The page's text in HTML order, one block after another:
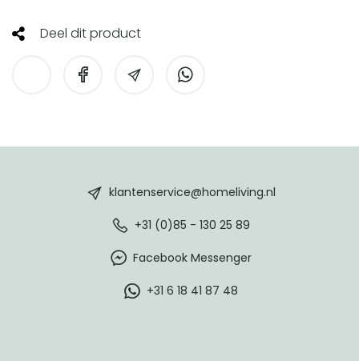
Deel dit product
klantenservice@homeliving.nl
+31 (0)85 - 130 25 89
Facebook Messenger
+31 6 18 41 87 48